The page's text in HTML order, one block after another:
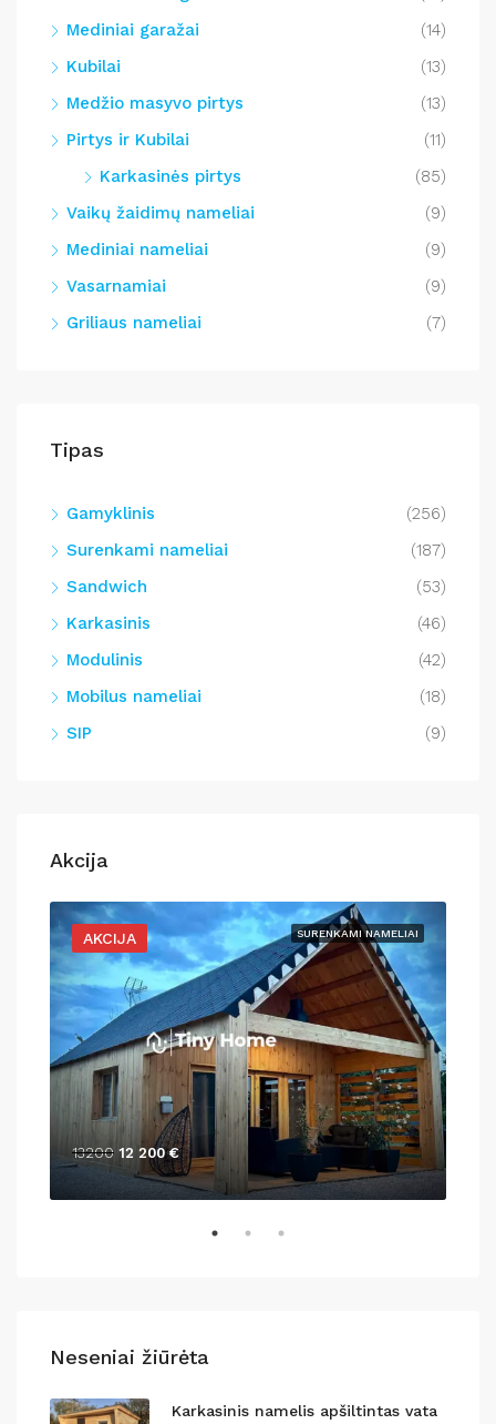
Mediniai garažai
(14)
Kubilai
(13)
Medžio masyvo pirtys
(13)
Pirtys ir Kubilai
(11)
Karkasinės pirtys
(85)
Vaikų žaidimų nameliai
(9)
Mediniai nameliai
(9)
Vasarnamiai
(9)
Griliaus nameliai
(7)
Tipas
Gamyklinis
(256)
Surenkami nameliai
(187)
Sandwich
(53)
Karkasinis
(46)
Modulinis
(42)
Mobilus nameliai
(18)
SIP
(9)
Akcija
SURENKAMI NAMELIAI
AKCIJA
13200 12 200 €
Neseniai žiūrėta
Karkasinis namelis apšiltintas vata